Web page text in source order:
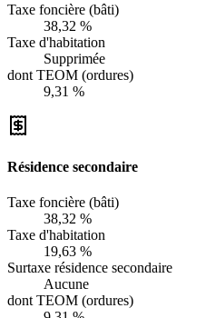
Taxe foncière (bâti)
38,32 %
Taxe d'habitation
Supprimée
dont TEOM (ordures)
9,31 %
Résidence secondaire
Taxe foncière (bâti)
38,32 %
Taxe d'habitation
19,63 %
Surtaxe résidence secondaire
Aucune
dont TEOM (ordures)